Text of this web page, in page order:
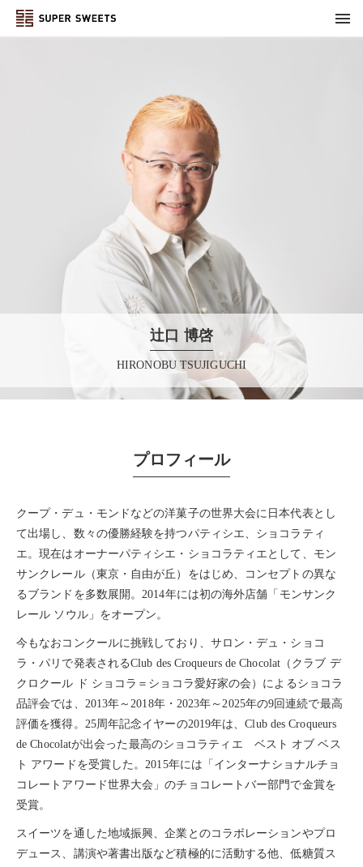
辻口 博啓
HIRONOBU TSUJIGUCHI
プロフィール
クープ・デュ・モンド などの洋菓子の世界大会に日本代表とし
て出場し、数々の優勝経験を持つパティシエ、ショコラティ
エ。現在は オーナーパティシエ ・ ショコラティエ として、 モン
サンクレール（東京・自由が丘）をはじめ、コンセプトの異な
るブランドを多数展開。2014年には初の海外店舗「 モンサンク
レール ソウル」をオープン。
今もなおコンクールに挑戦しており、 サロン・デュ・ショコ
ラ・パリ で発表されるClub des Croqueurs de Chocolat（クラブ デ
クロクール ド ショコラ＝ショコラ愛好家の会）による ショコラ
品評会では、2013年～2018年・2023年～2025年の9回連続で最高
評価を獲得。25周年記念イヤーの2019年は、Club des Croqueurs
de Chocolatが出会った最高のショコラティエ ベスト オブ ベス
ト アワードを受賞した。2015年には「 インターナショナルチョ
コレートアワード世界大会 」のチョコレートバー部門で金賞を
受賞。
スイーツを通した地域振興、企業とのコラボレーションやプロ
デュース、講演や著書出版など積極的に活動する他、低糖質ス